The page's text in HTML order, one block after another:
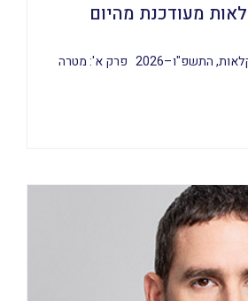
מעודכנת מהיום
הצעת חוק קידום החקלאות, התשפ"ו–2026 פרק א': מטרה